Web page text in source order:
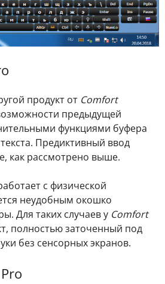
продукт от Comfort
предыдущей
функциями буфера
Предиктивный ввод
как рассмотрено выше.
с физической
неудобным окошко
Для таких случаев у Comfort
полностью заточенный под
без сенсорных экранов.